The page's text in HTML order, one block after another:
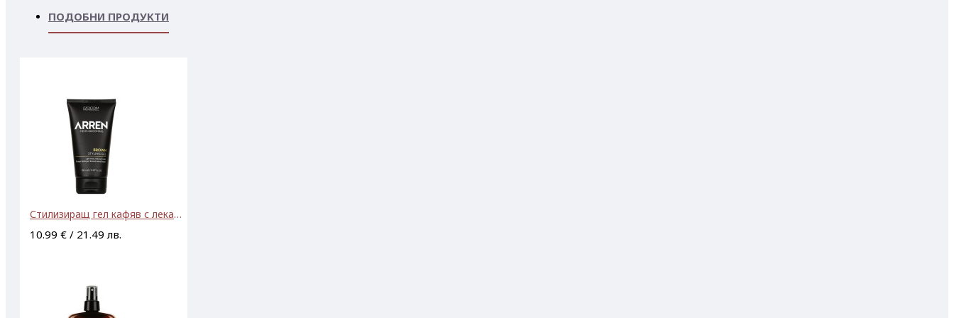
ПОДОБНИ ПРОДУКТИ
Стилизиращ гел кафяв с лека фиксация Farcom Arren Brown Styling Gel 150ml
10.99 € / 21.49 лв.